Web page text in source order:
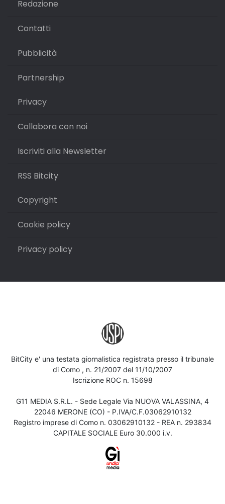
Redazione
Contatti
Pubblicità
Partnership
Privacy
Collabora con noi
Iscriviti alla Newsletter
RSS Bitcity
Copyright
Cookie policy
Privacy policy
BitCity e' una testata giornalistica registrata presso il tribunale
di Como , n. 21/2007 del 11/10/2007
Iscrizione ROC n. 15698
G11 MEDIA S.R.L. - Sede Legale Via NUOVA VALASSINA, 4
22046 MERONE (CO) - P.IVA/C.F.03062910132
Registro imprese di Como n. 03062910132 - REA n. 293834
CAPITALE SOCIALE Euro 30.000 i.v.